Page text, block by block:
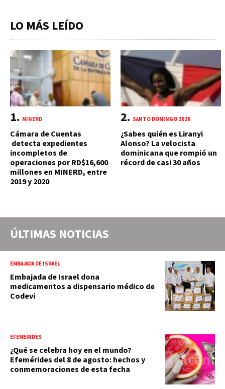
LO MÁS LEÍDO
MINERD
Cámara de Cuentas
detecta expedientes
incompletos de
operaciones por RD$16,600
millones en MINERD, entre
2019 y 2020
SANTO DOMINGO 2026
¿Sabes quién es Liranyi
Alonso? La velocista
dominicana que rompió un
récord de casi 30 años
ÚLTIMAS NOTICIAS
EMBAJADA DE ISRAEL
Embajada de Israel dona
medicamentos a dispensario médico de
Codevi
EFEMÉRIDES
¿Qué se celebra hoy en el mundo?
Efemérides del 8 de agosto: hechos y
conmemoraciones de esta fecha